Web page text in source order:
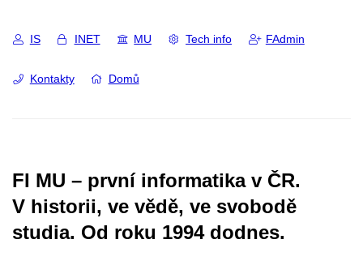
IS INET MU Tech info FAdmin
Kontakty Domů
FI MU – první informatika v ČR.
V historii, ve vědě, ve svobodě
studia. Od roku 1994 dodnes.